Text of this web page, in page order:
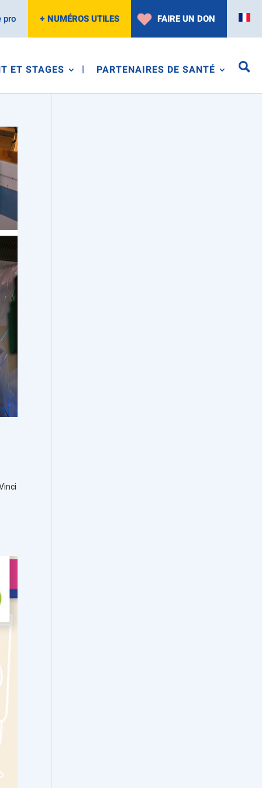
pro + NUMÉROS UTILES FAIRE UN DON
ET STAGES PARTENAIRES DE SANTÉ